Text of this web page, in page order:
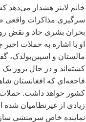
خانم لاینز هشدار میدهد
سرگیری مذاکرات واقعی
بحران بشری حاد و نقض
او با اشاره به حملات
مالستان و اسپینبولدک،
کشته اند و در حال بروز
فاجعه ای که افغانستان
کشور خواهد داشت.
زیادی از غیرنظامیان
نماینده خاص سرمنشی